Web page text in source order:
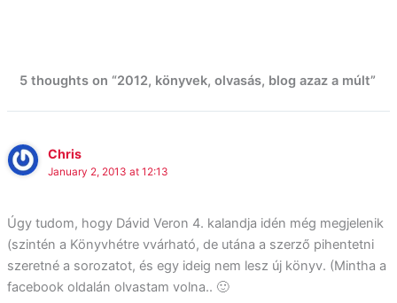
5 thoughts on “2012, könyvek, olvasás, blog azaz a múlt”
Chris
January 2, 2013 at 12:13
Úgy tudom, hogy Dávid Veron 4. kalandja idén még megjelenik
(szintén a Könyvhétre vvárható, de utána a szerző pihentetni
szeretné a sorozatot, és egy ideig nem lesz új könyv. (Mintha a
facebook oldalán olvastam volna.. 🙂